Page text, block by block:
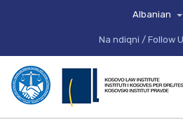
Albanian
Na ndiqni / Follow